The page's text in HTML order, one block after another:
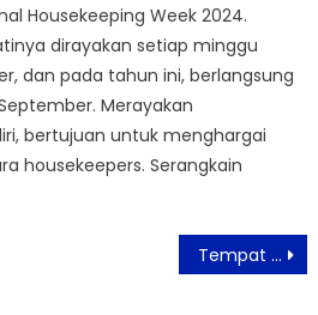
Housekeeping Week 2024.
dirayakan setiap minggu
dan pada tahun ini, berlangsung
Merayakan
bertujuan untuk menghargai
housekeepers. Serangkain
Tempat Wisata di Jakarta Terapkan Ganjil Genap